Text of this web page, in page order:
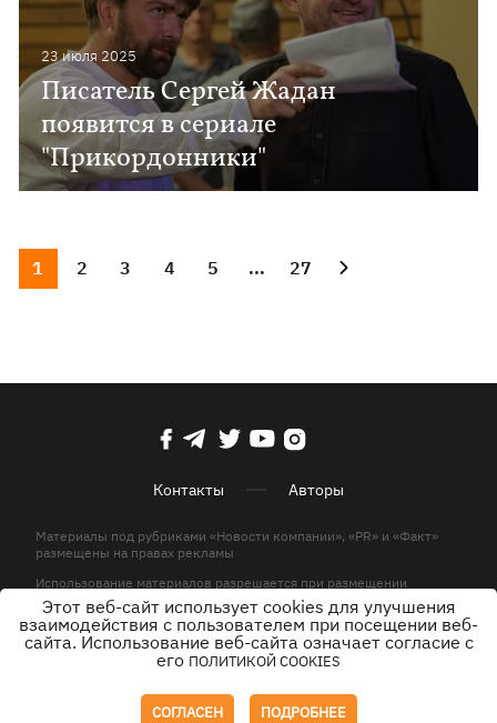
23 июля 2025
Писатель Сергей Жадан
появится в сериале
"Прикордонники"
1 2 3 4 5 ... 27
Контакты Авторы
Материалы под рубриками «Новости компании», «PR» и «Факт»
размещены на правах рекламы
Использование материалов разрешается при размещении
активной гиперссылки на KP.UA в первом абзаце.
© ООО «ЮЛАВ МЕДИА»,2026. Все права защищены.
Этот веб-сайт использует cookies для улучшения
взаимодействия с пользователем при посещении веб-
сайта. Использование веб-сайта означает согласие с
его ПОЛИТИКОЙ COOKIES
СОГЛАСЕН ПОДРОБНЕЕ